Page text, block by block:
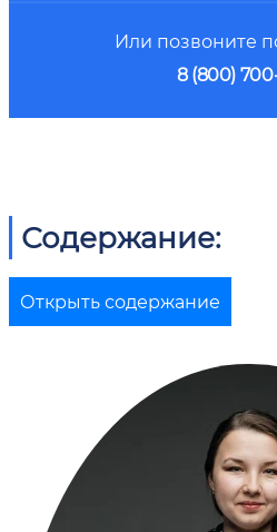
Или позвоните
8 (800)
Содержание:
Открыть содержание